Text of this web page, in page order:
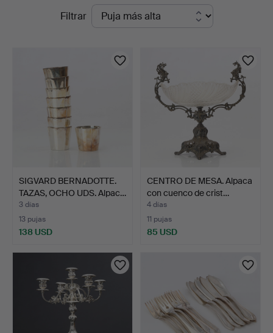
Auktionsverk
SubastasFiltrar
SIGVARD BERNADOTTE.
TAZAS, OCHO UDS. Alpac…
3 días
13 pujas
138 USD
CENTRO DE MESA. Alpaca
con cuenco de crist…
4 días
11 pujas
85 USD